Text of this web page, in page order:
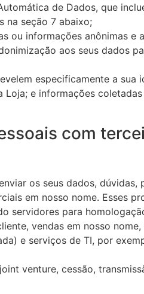
de Dados, que
na seção 7 abaixo;
ou informações anônimas
aos seus dados
especificamente a
e informações
com
os seus dados,
em nosso nome. Esses
servidores para
vendas em nosso
e serviços de TI, por
venture, cessão,